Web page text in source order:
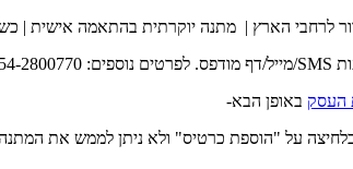
לרחבי הארץ | מתנה יוקרתית בהתאמה אישית |
העסק באופן הבא-